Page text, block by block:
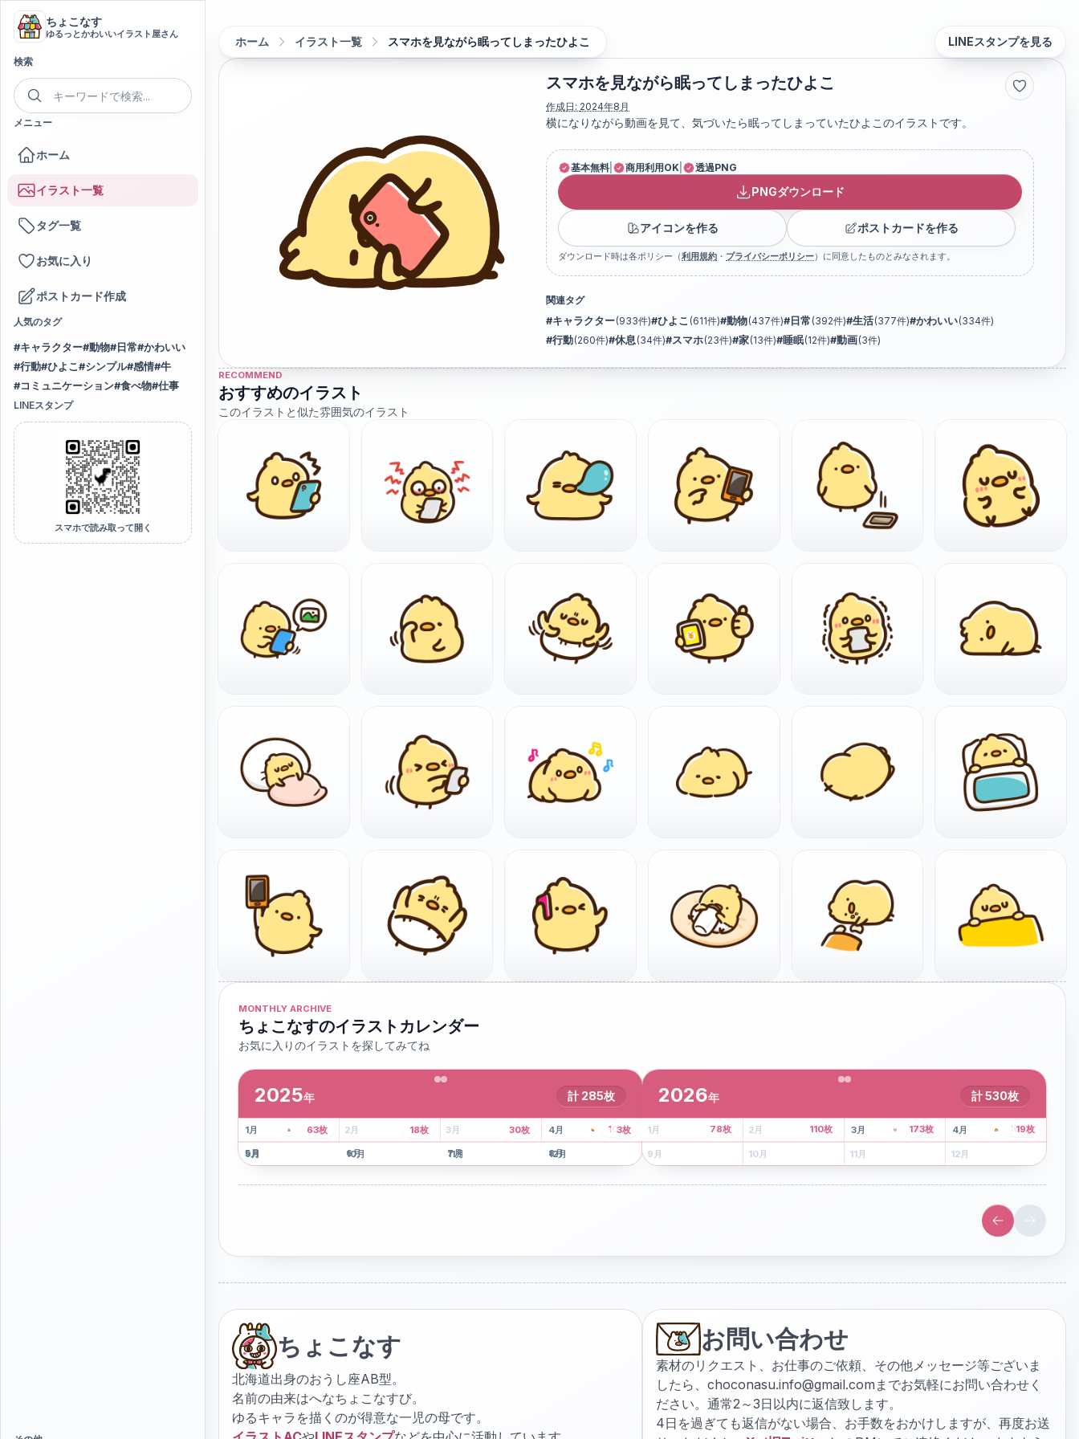
ちょこなす
ゆるっとかわいいイラスト屋さん
検索
メニュー
ホーム
イラスト一覧
タグ一覧
お気に入り
ポストカード作成
人気のタグ
#キャラクター#動物# 日常#かわいい
#行動#ひよこ#シンプル#感情#牛
#コミュニケーション#食べ物#仕事
LINEスタンプ
スマホで読み取って開く
ホーム イラスト一覧 スマホを見ながら眠ってしまったひよこ LINEスタンプを見る
スマホを見ながら眠ってしまったひよこ
作成日: 2024年8月
横になりながら動画を見て、気づいたら眠ってしまっていたひよこのイラストです。
基本無料 商用利用OK 透過PNG
PNGダウンロード
アイコンを作る ポストカードを作る
ダウンロード時は各ポリシー（利用規約 ・ プライバシーポリシー）に同意したものとみなされます。
関連タグ
#キャラクター(933件)#ひよこ (611件)#動物(437件)#日常 (392件)#生活(377件)#かわいい(334件)
#行動(260件)#休息 (34件)#スマホ(23件)#家(13件)#睡眠(12件)#動画(3件)
RECOMMEND
おすすめのイラスト
このイラストと似た雰囲気のイラスト
MONTHLY ARCHIVE
ちょこなすのイラストカレンダー
お気に入りのイラストを探してみてね
2025年 計 285枚
1月 2枚 2月 3月 4月 8枚
5月
41枚
6月
13枚
7月
6枚
8月
101枚
9月
63枚
10月
18枚
11月
30枚
12月
3枚
2026年 計530枚
1月 2月 3月 43枚 4月 107枚
5 月
78枚
6月
110枚
7 月
173枚
8月
19枚
9 月 10月 11月 12月
ちょこなす
北海道出身のおうし座AB型。
名前の由来はへなちょこなすび。
ゆるキャラを描くのが得意な一児の母です。
お問い合わせ
素材のリクエスト、お仕事のご依頼、その他メッセージ等ございま
したら、 choconasu.info@gmail.com までお気軽にお問い合わせく
ださい。通常2～3日以内に返信致します。
4日を過ぎても返信がない場合、お手数をおかけしますが、再度お送